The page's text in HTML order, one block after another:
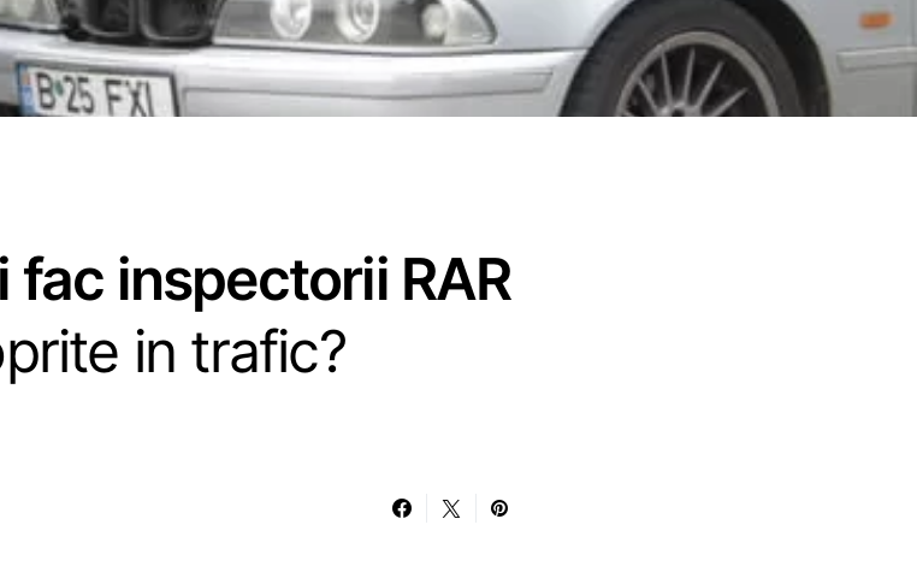
fac inspectorii RAR
in trafic?